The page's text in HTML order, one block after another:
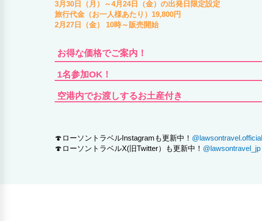
3月30日（月）～4月24日（金）の出発日限定設定
旅行代金（お一人様あたり）19,800円
2月27日（金） 10時～販売開始
お得な価格でご案内！
1名参加OK！
空港内でお渡しするお土産付き
🍄ローソントラベルInstagramも更新中！ @lawsontravel.official
🍄ローソントラベルX(旧Twitter）も更新中！ @lawsontravel_jp